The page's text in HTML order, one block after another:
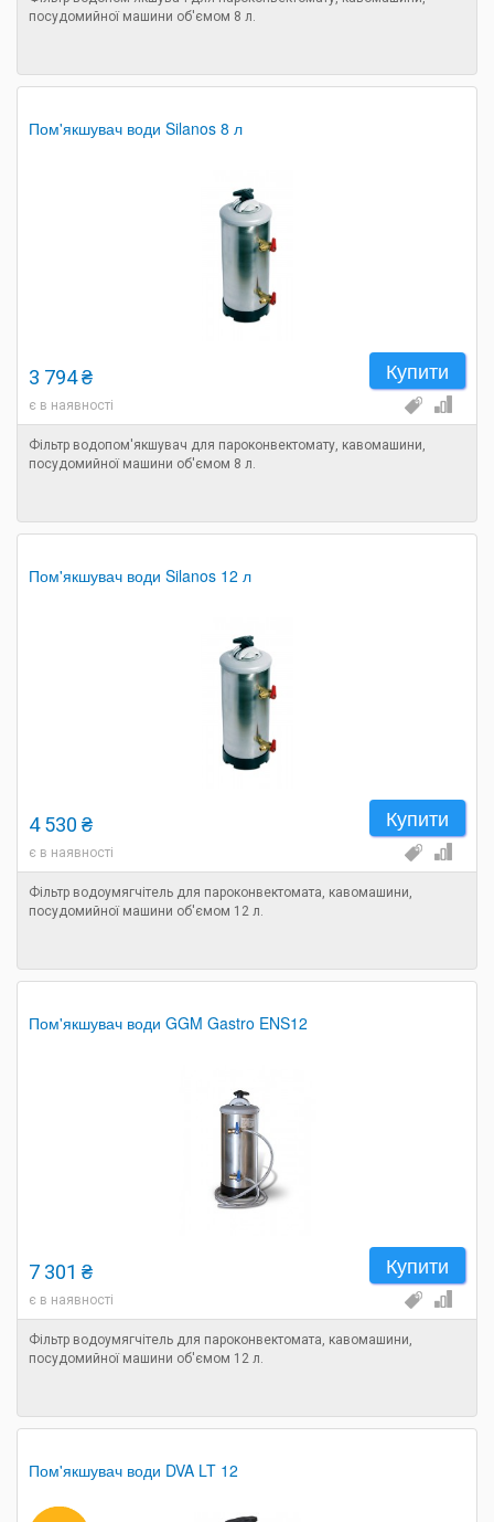
посудомийної машини об'ємом 8 л.
Пом'якшувач води Silanos 8 л
Купити
3 794 ₴
є в наявності
Фільтр водопом'якшувач для пароконвектомату, кавомашини,
посудомийної машини об'ємом 8 л.
Пом'якшувач води Silanos 12 л
Купити
4 530 ₴
є в наявності
Фільтр водоумягчітель для пароконвектомата, кавомашини,
посудомийної машини об'ємом 12 л.
Пом'якшувач води GGM Gastro ENS12
Купити
7 301 ₴
є в наявності
Фільтр водоумягчітель для пароконвектомата, кавомашини,
посудомийної машини об'ємом 12 л.
Пом'якшувач води DVA LT 12